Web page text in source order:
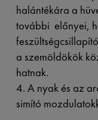
halántékára a
további előnyei,
a szemöldökök
hatnak.
4. A nyak és az
simító